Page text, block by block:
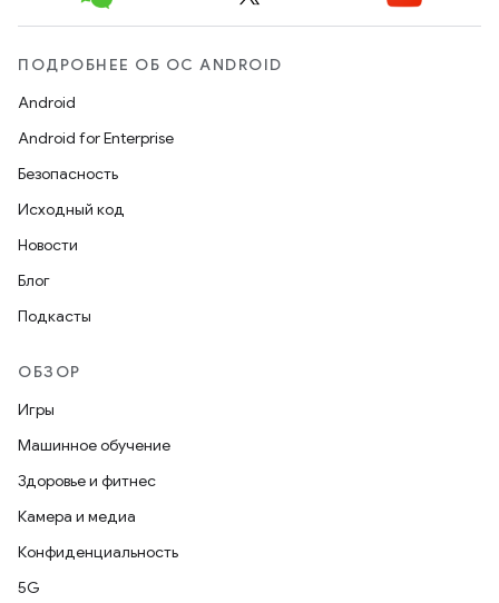
ПОДРОБНЕЕ ОБ ОС ANDROID
Android
Android for Enterprise
Безопасность
Исходный код
Новости
Блог
Подкасты
ОБЗОР
Игры
Машинное обучение
Здоровье и фитнес
Камера и медиа
Конфиденциальность
5G